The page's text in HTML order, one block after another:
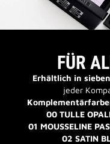
FÜR
Erhältlich in
jeder
00 TULLE
01 MOUSSELINE
02 SATIN